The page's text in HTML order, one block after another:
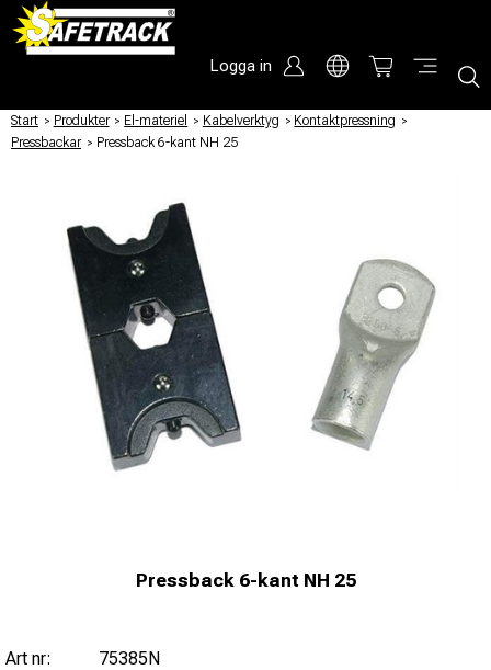
Logga in
Start / Produkter / El-materiel / Kabelverktyg / Kontaktpressning /
Pressbackar / Pressback 6-kant NH 25
Pressback 6-kant NH 25
Art nr:
75385N